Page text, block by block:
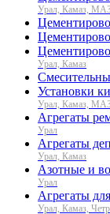
Урал, Камаз,
Урал, Камаз
Установки
Урал, Камаз,
Агрегаты
Урал
Агрегаты
Урал, Камаз
Азотные и
Урал
Агрегаты
Урал, Камаз,